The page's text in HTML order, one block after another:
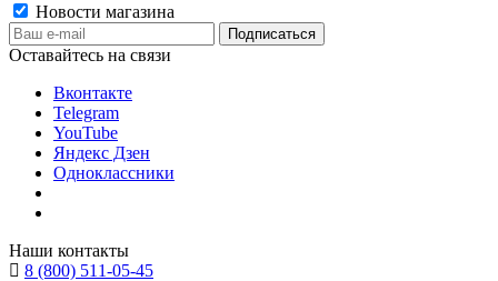
Новости магазина
Оставайтесь на связи
Вконтакте
Telegram
YouTube
Яндекс Дзен
Одноклассники
Наши контакты
8 (800) 511-05-45